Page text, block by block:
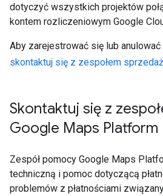
dotyczyć wszystkich projektów
kontem rozliczeniowym Google
Aby zarejestrować się lub anulować
skontaktuj się z zespołem
Skontaktuj się z
Google Maps Platform
Zespół pomocy Google Maps
techniczną i pomoc dotyczącą
problemów z płatnościami